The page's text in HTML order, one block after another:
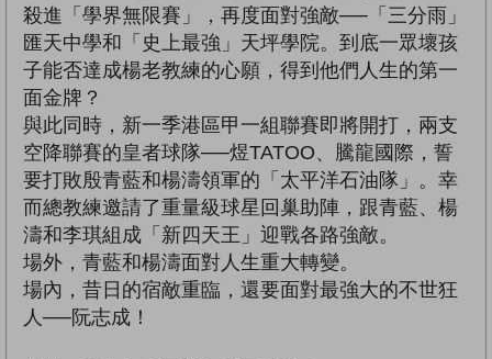
殺進「學界無限賽」，再度面對強敵──「三分雨」
匯天中學和「史上最強」天坪學院。到底一眾壞孩
子能否達成楊老教練的心願，得到他們人生的第一
面金牌？
與此同時，新一季港區甲一組聯賽即將開打，兩支
空降聯賽的皇者球隊──煜TATOO、騰龍國際，誓
要打敗殷青藍和楊濤領軍的「太平洋石油隊」。幸
而總教練邀請了重量級球星回巢助陣，跟青藍、楊
濤和李琪組成「新四天王」迎戰各路強敵。
場外，青藍和楊濤面對人生重大轉變。
場內，昔日的宿敵重臨，還要面對最強大的不世狂
人──阮志成！